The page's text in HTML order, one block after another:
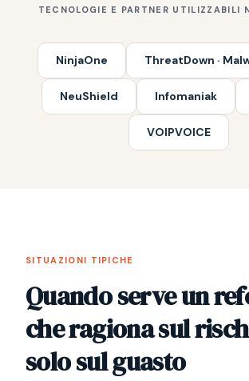
TECNOLOGIE E PARTNER UTILIZZABILI
NinjaOne ThreatDown ·
NeuShield Infomaniak
VOIPVOICE
SITUAZIONI TIPICHE
Quando serve un
che ragiona sul
solo sul guasto